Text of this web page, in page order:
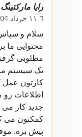
رایا مارکتینگ
۱۱ خرداد 1404
سلام و
محتوایی ما
مطلوبی
یک سیستم
کارتون عمل
اطلاعات رو
جدید کار
کمکتون می‌
پیش بره.